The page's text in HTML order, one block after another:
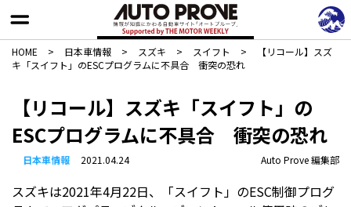
HOME > 日本車情報​ > スズキ > スイフト >
【リコール】スズ
キ「スイフト」のESCプログラムに不具合 衝突の恐れ
【リコール】スズキ「スイフト」の
ESCプログラムに不具合 衝突の恐れ
日本車情報​ 2021.04.24 Auto Prove 編集部
スズキは2021年4月22日、「スイフト」のESC制御プログ